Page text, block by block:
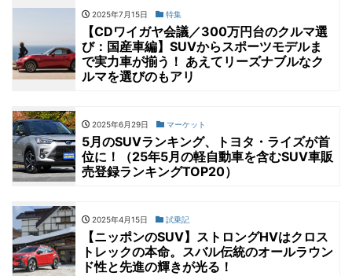
2025年7月15日 特集
【CDワイガヤ会議／300万円台のクルマ選
び：国産車編】SUVからスポーツモデルま
で実力車が揃う！ あえてリーズナブルなク
ルマを選びのもアリ
2025年6月29日 マーケット
5月のSUVランキング、トヨタ・ライズが首
位に！（25年5月の軽自動車を含むSUV車販
売登録ランキングTOP20）
2025年4月15日 試乗記
【ニッポンのSUV】ストロングHVはクロス
トレックの本命。スバル伝統のオールラウン
ド性と先進の輝きが光る！